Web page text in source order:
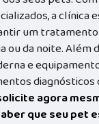
a clínica
um tratamento
ou da noite. Além
e
diagnósticos
agora
que seu pet